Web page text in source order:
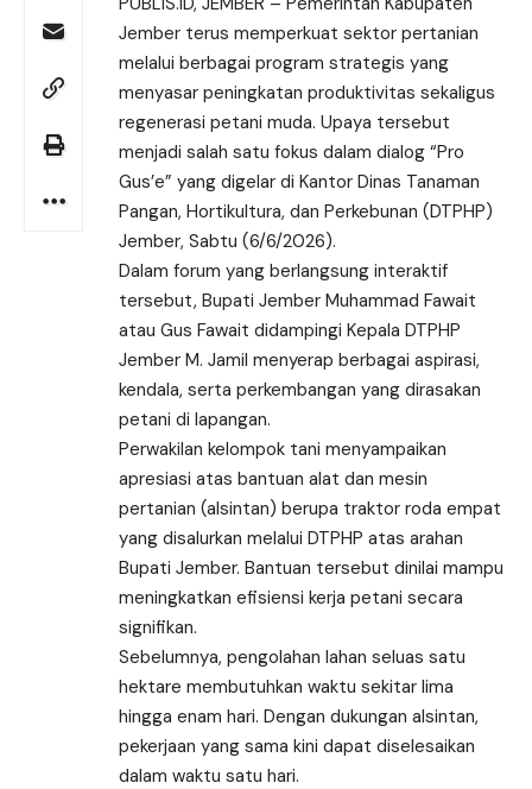
Jember terus memperkuat sektor pertanian
melalui berbagai program strategis yang
menyasar peningkatan produktivitas sekaligus
regenerasi petani muda. Upaya tersebut
menjadi salah satu fokus dalam dialog “Pro
Gus’e” yang digelar di Kantor Dinas Tanaman
Pangan, Hortikultura, dan Perkebunan (DTPHP)
Jember, Sabtu (6/6/2026).
Dalam forum yang berlangsung interaktif
tersebut, Bupati Jember Muhammad Fawait
atau Gus Fawait didampingi Kepala DTPHP
Jember M. Jamil menyerap berbagai aspirasi,
kendala, serta perkembangan yang dirasakan
petani di lapangan.
Perwakilan kelompok tani menyampaikan
apresiasi atas bantuan alat dan mesin
pertanian (alsintan) berupa traktor roda empat
yang disalurkan melalui DTPHP atas arahan
Bupati Jember. Bantuan tersebut dinilai mampu
meningkatkan efisiensi kerja petani secara
signifikan.
Sebelumnya, pengolahan lahan seluas satu
hektare membutuhkan waktu sekitar lima
hingga enam hari. Dengan dukungan alsintan,
pekerjaan yang sama kini dapat diselesaikan
dalam waktu satu hari.